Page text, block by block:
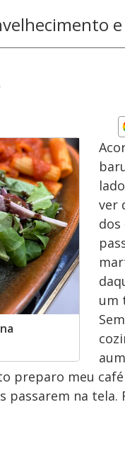
ver
dos
um
preparo meu
passarem na tela.